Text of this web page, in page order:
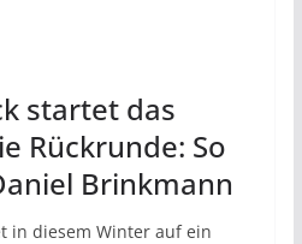
startet das
Rückrunde: So
Brinkmann
in diesem Winter auf ein